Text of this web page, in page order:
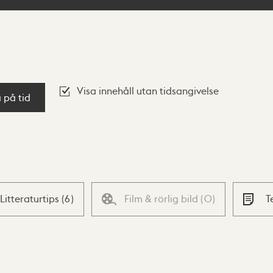
på tid
Visa innehåll utan tidsangivelse
Litteraturtips (6) Film & rörlig bild (0)